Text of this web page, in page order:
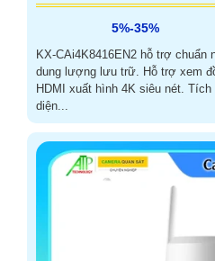
5%-35%
KX-CAi4K8416EN2 hỗ trợ chuẩn
dung lượng lưu trữ. Hỗ trợ xem đồng thời 16 kênh 4K, cổng
HDMI xuất hình 4K siêu nét. Tích hợp tính năng AI nhận
diện...